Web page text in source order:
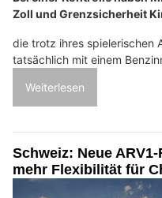
Zoll und Grenzsicherheit
die trotz ihres spielerischen
tatsächlich mit einem
Weiterlesen
Schweiz: Neue
mehr Flexibilität für